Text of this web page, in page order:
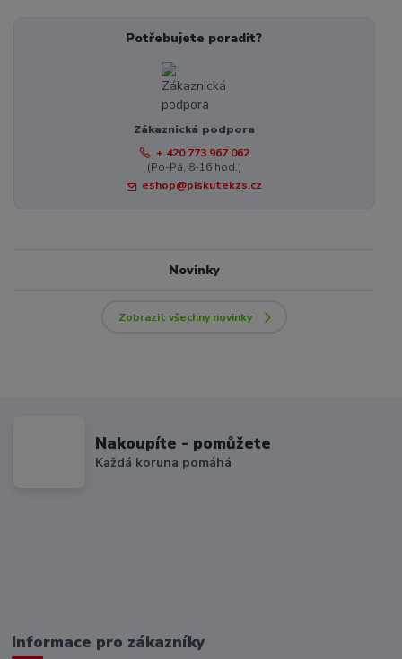
Potřebujete poradit?
Zákaznická podpora
+ 420 773 967 062
(Po-Pá, 8-16 hod.)
eshop@piskutekzs.cz
Novinky
Zobrazit všechny novinky
Nakoupíte - pomůžete
Každá koruna pomáhá
Informace pro zákazníky